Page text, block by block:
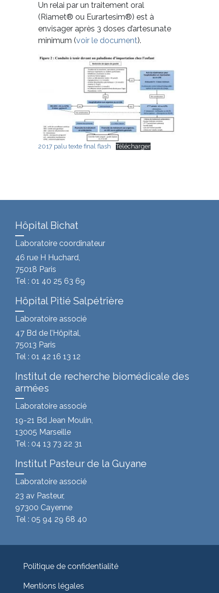
Un relai par un traitement oral
(Riamet® ou Eurartesim®) est à
envisager après 3 doses d’artesunate
minimum (voir le document).
2017 palu texte final flash Télécharger
Hôpital Bichat
Laboratoire coordinateur
46 rue H Huchard,
75018 Paris
Tel : 01 40 25 63 69
Hôpital Pitié Salpétrîère
Laboratoire associé
47 Bd de l’Hôpital,
75013 Paris
Tel : 01 42 16 13 12
Institut de recherche biomédicale des
armées
Laboratoire associé
19-21 Bd Jean Moulin,
13005 Marseille
Tel : 04 13 73 22 31
Institut Pasteur de la Guyane
Laboratoire associé
23 av Pasteur,
97300 Cayenne
Tel : 05 94 29 68 40
Politique de confidentialité
Mentions légales